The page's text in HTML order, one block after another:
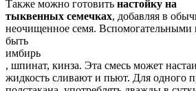
Также можно готовить настойку на
тыквенных семечках, добавляя в
неочищенное семя. Вспомогательными
быть
имбирь
, шпинат, кинза. Эта смесь может
жидкость сливают и пьют. Для одного